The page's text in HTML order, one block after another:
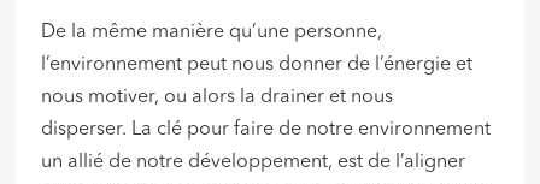
De la même manière qu’une personne,
l’environnement peut nous donner de l’énergie et
nous motiver, ou alors la drainer et nous
disperser. La clé pour faire de notre environnement
un allié de notre développement, est de l’aligner